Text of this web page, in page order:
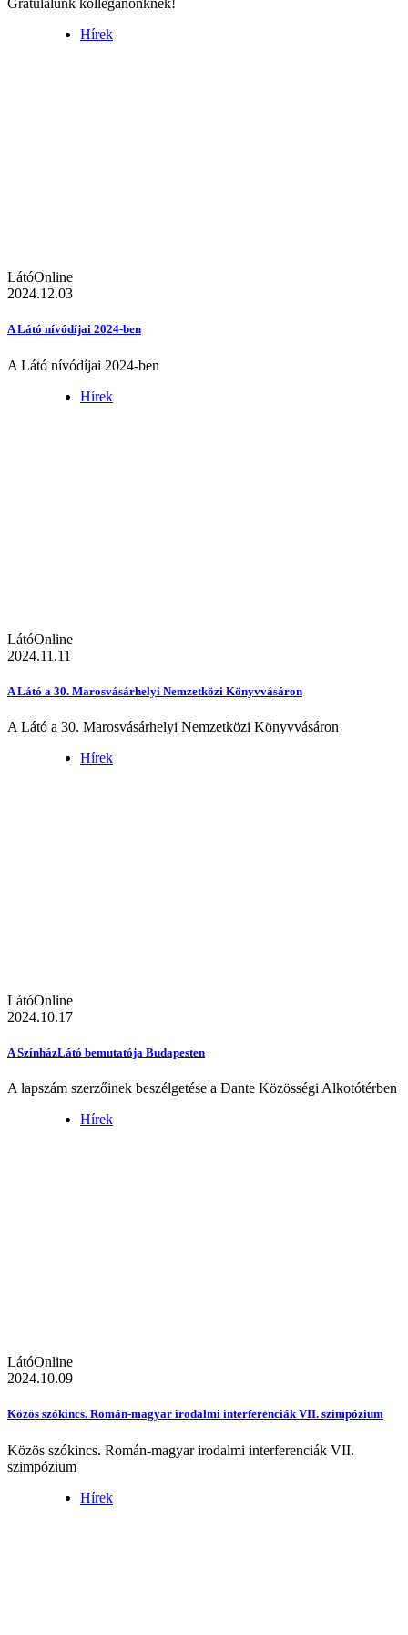
Gratulálunk kolléganőnknek!
Hírek
LátóOnline
2024.12.03
A Látó nívódíjai 2024-ben
A Látó nívódíjai 2024-ben
Hírek
LátóOnline
2024.11.11
A Látó a 30. Marosvásárhelyi Nemzetközi Könyvvásáron
A Látó a 30. Marosvásárhelyi Nemzetközi Könyvvásáron
Hírek
LátóOnline
2024.10.17
A SzínházLátó bemutatója Budapesten
A lapszám szerzőinek beszélgetése a Dante Közösségi Alkotótérben
Hírek
LátóOnline
2024.10.09
Közös szókincs. Román-magyar irodalmi interferenciák VII. szimpózium
Közös szókincs. Román-magyar irodalmi interferenciák VII.
szimpózium
Hírek